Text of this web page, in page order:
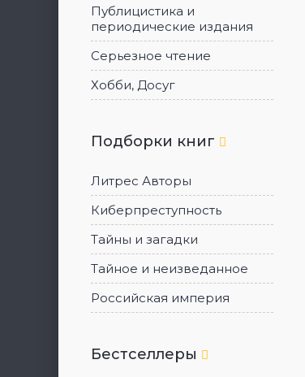
Публицистика и
периодические издания
Серьезное чтение
Хобби, Досуг
Подборки книг
Литрес Авторы
Киберпреступность
Тайны и загадки
Тайное и неизведанное
Российская империя
Бестселлеры